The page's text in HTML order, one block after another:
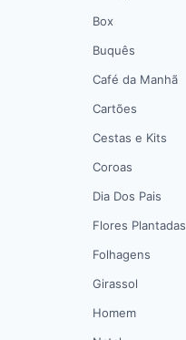
Box
Buquês
Café da Manhã
Cartões
Cestas e Kits
Coroas
Dia Dos Pais
Flores Plantadas
Folhagens
Girassol
Homem